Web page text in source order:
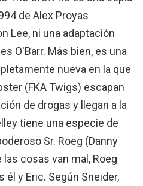
de Alex Proyas
Lee, ni una adaptación
O'Barr. Más bien, es una
nueva en la que
(FKA Twigs) escapan
de drogas y llegan a la
tiene una especie de
Sr. Roeg (Danny
cosas van mal, Roeg
y Eric. Según Sneider,